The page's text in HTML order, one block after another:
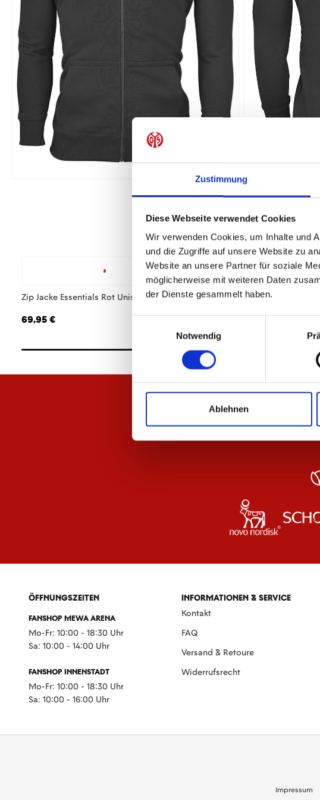
Zustimmung
Diese Webseite verwendet Cookies
Wir verwenden Cookies, um Inhalte und
und die Zugriffe auf unsere Website zu
Website an unsere Partner für soziale
möglicherweise mit weiteren Daten
der Dienste gesammelt haben.
Notwendig
Ablehnen
Zip Jacke Essentials Rot Unisex
69,95 €
Zip Jacke Essentials Anthrazit
69,95 €
ÖFFNUNGSZEITEN
FANSHOP MEWA ARENA
Mo-Fr: 10:00 - 18:30 Uhr
Sa: 10:00 - 14:00 Uhr
FANSHOP INNENSTADT
Mo-Fr: 10:00 - 18:30 Uhr
Sa: 10:00 - 16:00 Uhr
INFORMATIONEN & SERVICE
Kontakt
FAQ
Versand & Retoure
Widerrufsrecht
Impressum